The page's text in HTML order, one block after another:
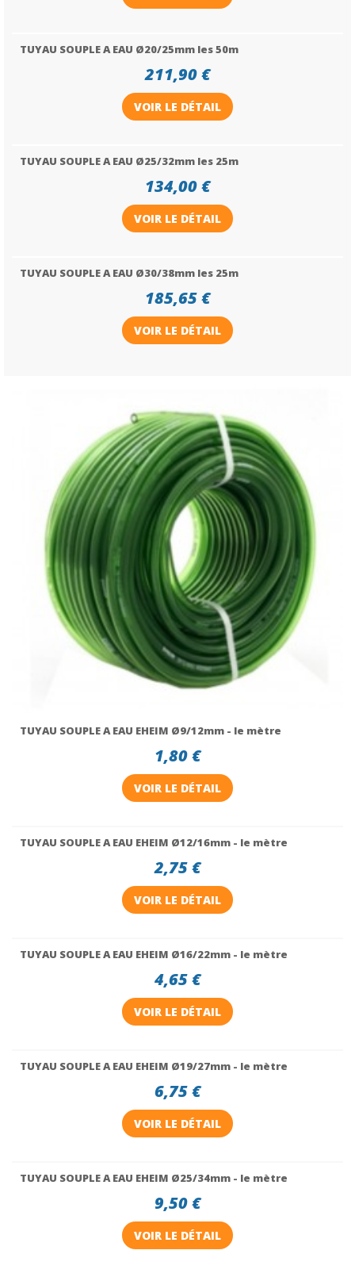
TUYAU SOUPLE A EAU Ø20/25mm les 50m
211,90 €
VOIR LE DÉTAIL
TUYAU SOUPLE A EAU Ø25/32mm les 25m
134,00 €
VOIR LE DÉTAIL
TUYAU SOUPLE A EAU Ø30/38mm les 25m
185,65 €
VOIR LE DÉTAIL
TUYAU SOUPLE A EAU EHEIM Ø9/12mm - le mètre
1,80 €
VOIR LE DÉTAIL
TUYAU SOUPLE A EAU EHEIM Ø12/16mm - le mètre
2,75 €
VOIR LE DÉTAIL
TUYAU SOUPLE A EAU EHEIM Ø16/22mm - le mètre
4,65 €
VOIR LE DÉTAIL
TUYAU SOUPLE A EAU EHEIM Ø19/27mm - le mètre
6,75 €
VOIR LE DÉTAIL
TUYAU SOUPLE A EAU EHEIM Ø25/34mm - le mètre
9,50 €
VOIR LE DÉTAIL